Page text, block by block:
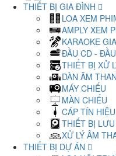
THIẾT BỊ GIA ĐÌNH
LOA XEM
AMPLY XEM
KARAOKE
ĐẦU CD -
THIẾT BỊ XỬ
DÀN ÂM
MÁY CHIẾU
MÀN CHIẾU
CÁP TÍN
THIẾT BỊ
XỬ LÝ ÂM
THIẾT BỊ DỰ ÁN